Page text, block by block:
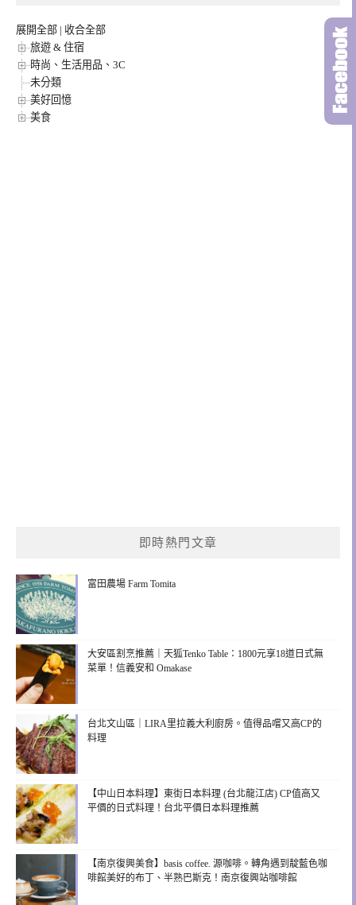
展開全部 | 收合全部
旅遊 & 住宿
時尚、生活用品、3C
未分類
美好回憶
美食
即時熱門文章
富田農場 Farm Tomita
大安區割烹推薦｜天狐Tenko Table：1800元享18道日式無
菜單！信義安和 Omakase
台北文山區｜LIRA里拉義大利廚房。值得品嚐又高CP的
料理
【中山日本料理】東街日本料理 (台北龍江店) CP值高又
平價的日式料理！台北平價日本料理推薦
【南京復興美食】basis coffee. 源咖啡。轉角遇到靛藍色咖
啡館美好的布丁、半熟巴斯克！南京復興站咖啡館